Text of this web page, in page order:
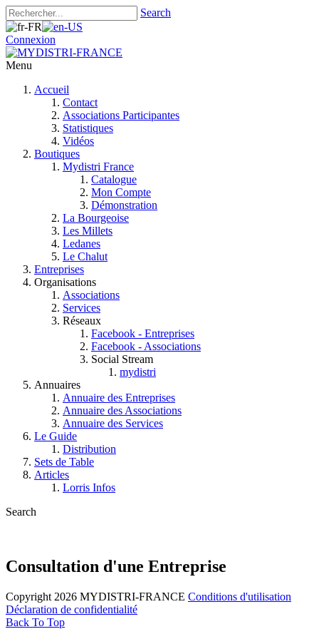
Search
Connexion
Menu
Accueil
Contact
Associations Participantes
Statistiques
Vidéos
Boutiques
Mydistri France
Catalogue
Mon Compte
Démonstration
La Bourgeoise
Les Millets
Ledanes
Le Chalut
Entreprises
Organisations
Associations
Services
Réseaux
Facebook - Entreprises
Facebook - Associations
Social Stream
mydistri
Annuaires
Annuaire des Entreprises
Annuaire des Associations
Annuaire des Services
Le Guide
Distribution
Sets de Table
Articles
Lorris Infos
Search
Consultation d'une Entreprise
Copyright 2026 MYDISTRI-FRANCE Conditions d'utilisation
Déclaration de confidentialité
Back To Top